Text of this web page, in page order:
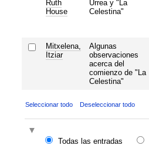
Ruth
House
Urrea y "La
Celestina"
Mitxelena,
Itziar
Algunas
observaciones
acerca del
comienzo de "La
Celestina"
Seleccionar todo Deseleccionar todo
Todas las entradas